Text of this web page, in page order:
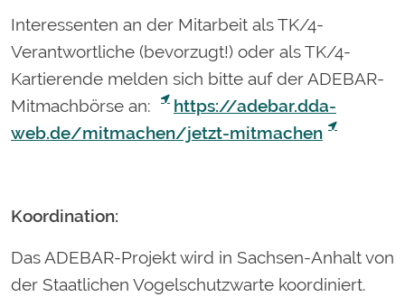
Interessenten an der Mitarbeit als TK/4-
Verantwortliche (bevorzugt!) oder als TK/4-
Kartierende melden sich bitte auf der ADEBAR-
Mitmachbörse an:
https://adebar.dda-
web.de/mitmachen/jetzt-mitmachen
Koordination:
Das ADEBAR-Projekt wird in Sachsen-Anhalt von
der Staatlichen Vogelschutzwarte koordiniert.